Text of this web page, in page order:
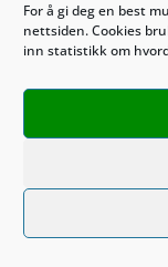
For å gi deg en best
nettsiden. Cookies
inn statistikk om
KublaKan AS 927
Salgsbetingelser